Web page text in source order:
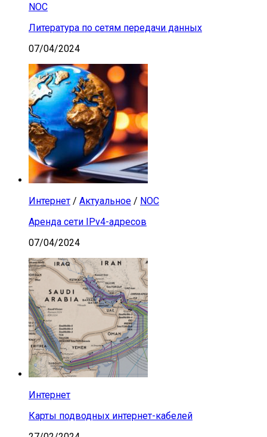
NOC
Литература по сетям передачи данных
07/04/2024
Интернет / Актуальное / NOC
Аренда сети IPv4-адресов
07/04/2024
Интернет
Карты подводных интернет-кабелей